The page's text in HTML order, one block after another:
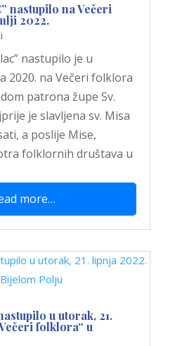
nastupilo na Večeri
2022.
nastupilo je u
2020. na Večeri folklora
patrona župe Sv.
je slavljena sv. Misa
a poslije Mise,
folklornih društava u
more…
u utorak, 21.
folklora“ u